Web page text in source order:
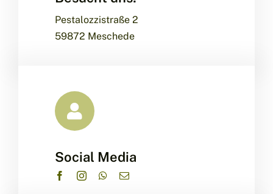
Pestalozzistraße 2
59872 Meschede
Social Media